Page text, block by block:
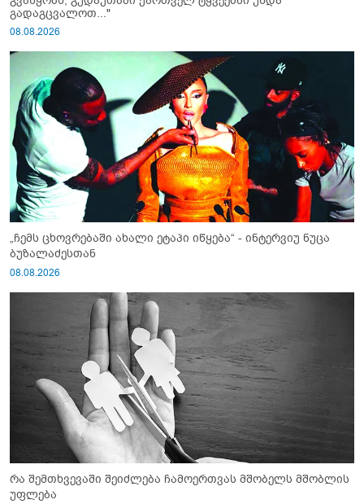
გადაგცვალოთ..."
08.08.2026
„ჩემს ცხოვრებაში ახალი ეტაპი იწყება“ - ინტერვიუ ნუცა
ბუზალაძესთან
08.08.2026
რა შემთხვევაში შეიძლება ჩამოერთვას მშობელს მშობლის
უფლება